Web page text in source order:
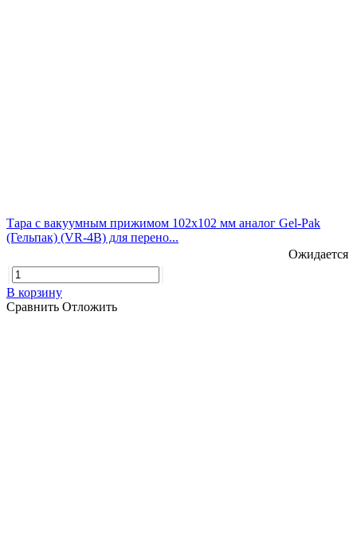
Тара с вакуумным прижимом 102х102 мм аналог Gel-Pak
(Гельпак) (VR-4В) для перено...
Ожидается
В корзину
Сравнить Отложить